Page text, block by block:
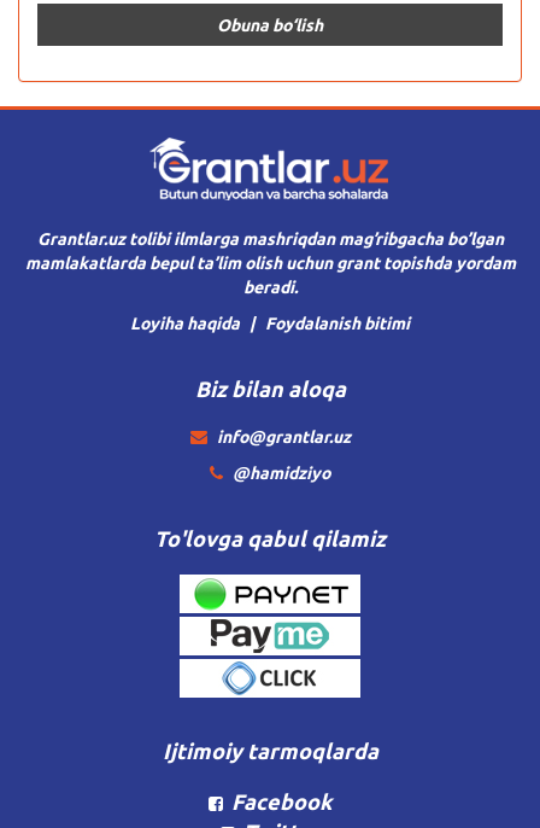
Grantlar.uz tolibi ilmlarga mashriqdan mag’ribgacha bo’lgan
mamlakatlarda bepul ta’lim olish uchun grant topishda yordam
beradi.
Loyiha haqida
Foydalanish bitimi
Biz bilan aloqa
info@grantlar.uz
@hamidziyo
To'lovga qabul qilamiz
Ijtimoiy tarmoqlarda
Facebook